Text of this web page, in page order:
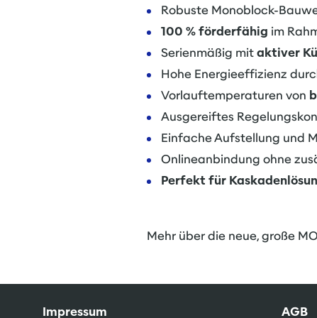
Robuste Monoblock-
100 % förderfähig im
Serienmäßig mitaktiver
Hohe Energieeffizienz
Vorlauftemperaturen von
Ausgereiftes
Einfache Aufstellung und
Onlineanbindung ohne
Perfekt für
Mehr über die neue, große
Impressum AGB